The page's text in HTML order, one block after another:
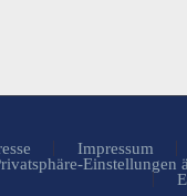
Impressum
Einstellungen